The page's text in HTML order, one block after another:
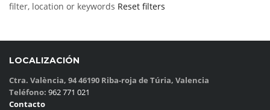
filter, location or keywords Reset filters
LOCALIZACIÓN
Ctra. València, 94 46190 Riba-roja de Túria, Valencia
Teléfono: 962 771 021
Contacto